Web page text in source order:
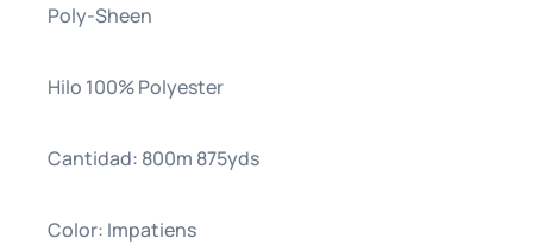
Poly-Sheen
Hilo 100% Polyester
Cantidad: 800m 875yds
Color: Impatiens